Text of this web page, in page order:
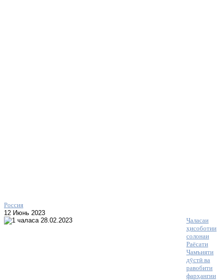
Россия
12 Июнь 2023
Ҷаласаи
ҳисоботии
солонаи
Раёсати
Ҷамъияти
дӯстӣ ва
равобити
фарҳангии